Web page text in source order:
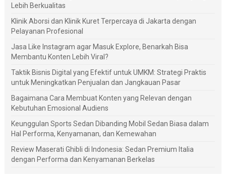
Lebih Berkualitas
Klinik Aborsi dan Klinik Kuret Terpercaya di Jakarta dengan
Pelayanan Profesional
Jasa Like Instagram agar Masuk Explore, Benarkah Bisa
Membantu Konten Lebih Viral?
Taktik Bisnis Digital yang Efektif untuk UMKM: Strategi Praktis
untuk Meningkatkan Penjualan dan Jangkauan Pasar
Bagaimana Cara Membuat Konten yang Relevan dengan
Kebutuhan Emosional Audiens
Keunggulan Sports Sedan Dibanding Mobil Sedan Biasa dalam
Hal Performa, Kenyamanan, dan Kemewahan
Review Maserati Ghibli di Indonesia: Sedan Premium Italia
dengan Performa dan Kenyamanan Berkelas